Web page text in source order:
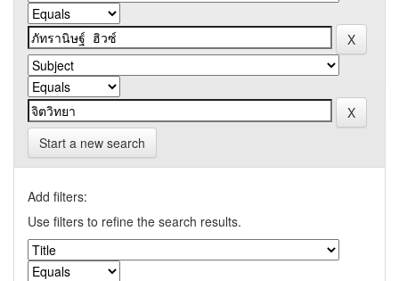
Start a new search
Add filters:
Use filters to refine the search results.